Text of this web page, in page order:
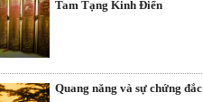
Tam Tạng Kinh Điển
Quang năng và sự chứng đắc